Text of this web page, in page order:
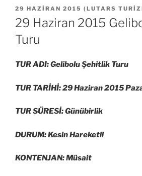
YAYIM
TARIHI
29 HAZIRAN 2015 ( LUTARS
29 Haziran 2015
Turu
TUR ADI: Gelibolu Şehitlik Turu
TUR TARİHİ: 29 Haziran 2015
TUR SÜRESİ: Günübirlik
DURUM: Kesin Hareketli
KONTENJAN: Müsait